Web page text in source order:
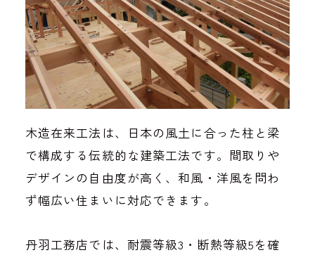
木造在来工法は、日本の風土に合った柱と梁
で構成する伝統的な建築工法です。間取りや
デザインの自由度が高く、和風・洋風を問わ
ず幅広い住まいに対応できます。
丹羽工務店では、耐震等級3・断熱等級5を確